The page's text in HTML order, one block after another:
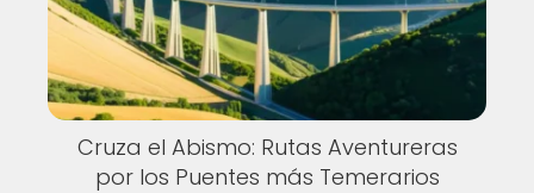
Cruza el Abismo: Rutas Aventureras
por los Puentes más Temerarios